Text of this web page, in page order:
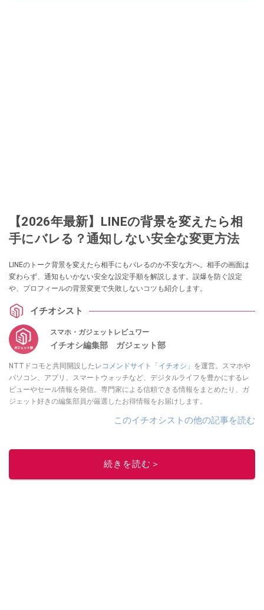
【2026年最新】LINEの背景を変えたら相
手にバレる？通知しない安全な変更方法
LINEのトーク背景を変えたら相手にもバレるのか不安な方へ。相手の画面は
変わらず、通知もいかない安全な設定手順を解説します。誤爆を防ぐ設定
や、プロフィールの背景変更で失敗しないコツも紹介します。
イチオシスト
スマホ・ガジェットレビュワー
イチオシ編集部 ガジェット部
NTTドコモと共同開設した レコメンドサイト「イチオシ」 を運営。スマホや
パソコン、アプリ、スマートウォッチなど、デジタルライフを豊かにするレ
ビューやセール情報を発信。専門家による信頼できる情報をまとめたり、ガ
ジェット好きの編集部員が厳選したお得情報をお届けします。
このイチオシストの他の記事を読む
続きを読む＞